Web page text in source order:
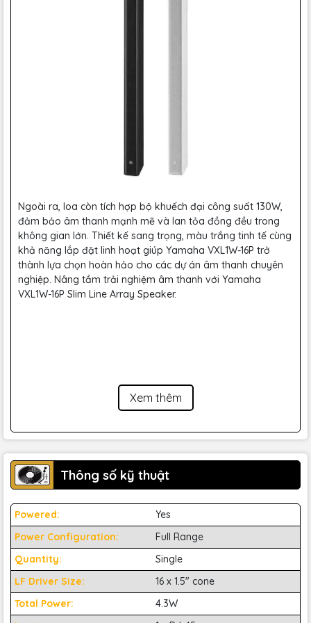
Ngoài ra, loa còn tích hợp bộ khuếch đại công suất 130W,
đảm bảo âm thanh mạnh mẽ và lan tỏa đồng đều trong
không gian lớn. Thiết kế sang trọng, màu trắng tinh tế cùng
khả năng lắp đặt linh hoạt giúp Yamaha VXL1W-16P trở
thành lựa chọn hoàn hảo cho các dự án âm thanh chuyên
nghiệp. Nâng tầm trải nghiệm âm thanh với Yamaha
VXL1W-16P Slim Line Array Speaker.
Tính năng của Yamaha VXL1W-16P Slim Line
Xem thêm
Thông số kỹ thuật
Powered:
Yes
Power Configuration:
Full Range
Quantity:
Single
LF Driver Size:
16 x 1.5" cone
Total Power:
4.3W